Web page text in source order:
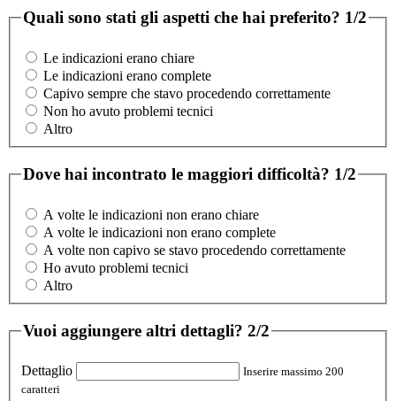
Quali sono stati gli aspetti che hai preferito? 1/2
Le indicazioni erano chiare
Le indicazioni erano complete
Capivo sempre che stavo procedendo correttamente
Non ho avuto problemi tecnici
Altro
Dove hai incontrato le maggiori difficoltà? 1/2
A volte le indicazioni non erano chiare
A volte le indicazioni non erano complete
A volte non capivo se stavo procedendo correttamente
Ho avuto problemi tecnici
Altro
Vuoi aggiungere altri dettagli? 2/2
Dettaglio
Inserire massimo 200
caratteri